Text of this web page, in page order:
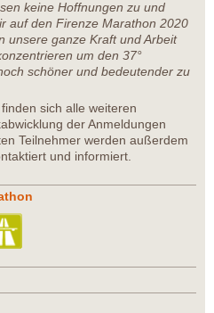
keine Hoffnungen zu und
auf den Firenze Marathon 2020
unsere ganze Kraft und Arbeit
um den 37°
schöner und bedeutender zu
finden sich alle weiteren
der Anmeldungen
Teilnehmer werden außerdem
und informiert.